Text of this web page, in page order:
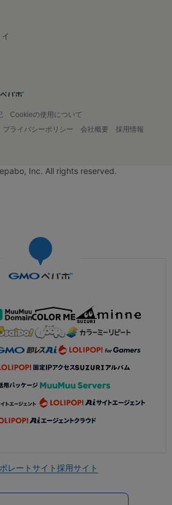
Cookieの使用について
プライバシーポリシー 会社概要
採用情報
Inc. All rights reserved.
レートサイト採用サイト